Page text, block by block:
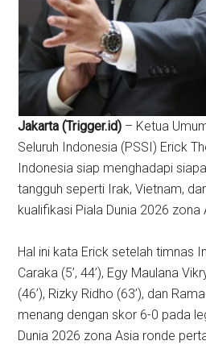
Jakarta (Trigger.id) – Ketua
Seluruh Indonesia (PSSI) Erick
Indonesia siap menghadapi
tangguh seperti Irak, Vietnam,
kualifikasi Piala Dunia 2026 zona
Hal ini kata Erick setelah timnas
Caraka (5’, 44’), Egy Maulana
(46’), Rizky Ridho (63’), dan
menang dengan skor 6-0 pada
Dunia 2026 zona Asia ronde